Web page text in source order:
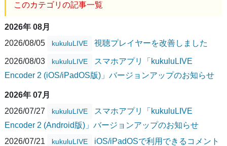
このカテゴリの記事一覧
2026年 08月
2026/08/05
kukuluLIVE 視聴プレイヤーを改善しました
2026/08/03 kukuluLIVE
スマホアプリ「kukuluLIVE
Encoder 2 (iOS/iPadOS版)」バージョンアップのお知らせ
2026年 07月
2026/07/27
kukuluLIVE
スマホアプリ「kukuluLIVE
Encoder 2 (Android版)」バージョンアップのお知らせ
2026/07/21
kukuluLIVE
iOS/iPadOSで利用できるコメント